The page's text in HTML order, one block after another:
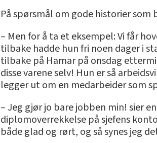
På spørsmål om gode historier
– Men for å ta et eksempel: Vi får
tilbake hadde hun fri noen dager i
tilbake på Hamar på onsdag
disse varene selv! Hun er så
legger ut om en medarbeider som
– Jeg gjør jo bare jobben min! sier
diplomoverrekkelse på sjefens
både glad og rørt, og så synes jeg